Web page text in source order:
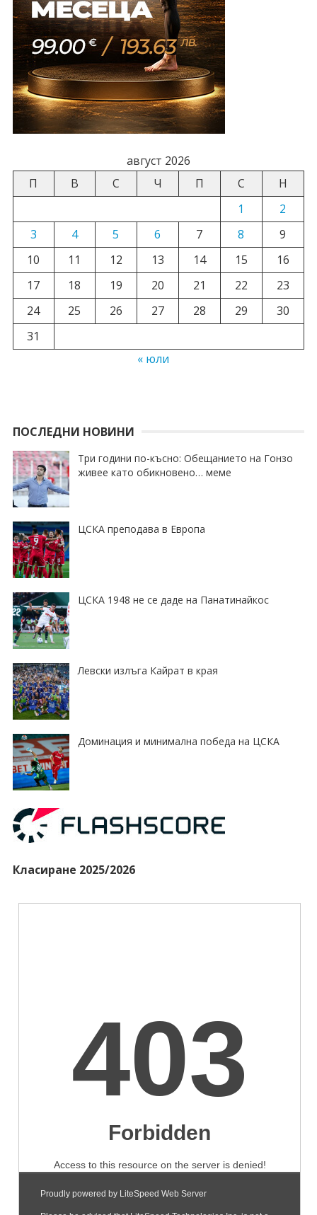
август 2026
П
В С Ч П С
Н
1
2
3
4 5 6 7 8
9
10
11 12 13 14 15
16
17
18 19 20 21 22
23
24
25 26 27 28 29
30
31
« юли
ПОСЛЕДНИ НОВИНИ
Три години по-късно: Обещанието на Гонзо
живее като обикновено… меме
ЦСКА преподава в Европа
ЦСКА 1948 не се даде на Панатинайкос
Левски излъга Кайрат в края
Доминация и минимална победа на ЦСКА
Класиране 2025/2026